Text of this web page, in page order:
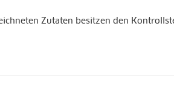
Zutaten besitzen den